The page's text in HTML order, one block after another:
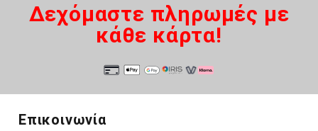
Δεχόμαστε πληρωμές με
κάθε κάρτα!
Επικοινωνία